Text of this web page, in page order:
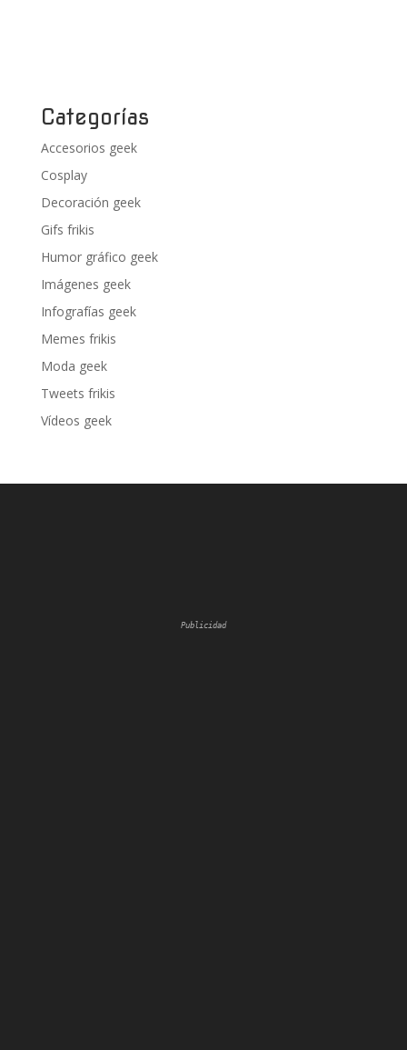
Categorías
Accesorios geek
Cosplay
Decoración geek
Gifs frikis
Humor gráfico geek
Imágenes geek
Infografías geek
Memes frikis
Moda geek
Tweets frikis
Vídeos geek
Publicidad